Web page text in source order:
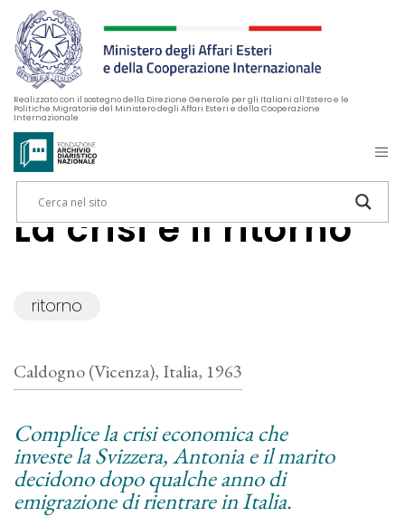
Realizzato con il sostegno della Direzione Generale per gli Italiani all’Estero e le
Politiche Migratorie del Ministero degli Affari Esteri e della Cooperazione
Internazionale
La crisi e il ritorno
ritorno
Caldogno (Vicenza), Italia, 1963
Complice la crisi economica che
investe la Svizzera, Antonia e il marito
decidono dopo qualche anno di
emigrazione di rientrare in Italia.